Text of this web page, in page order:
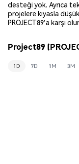
desteği yok. Ayrıca
projelere kıyasla
PROJECT89'a karşı
Project89
1D 7D 1M 3M